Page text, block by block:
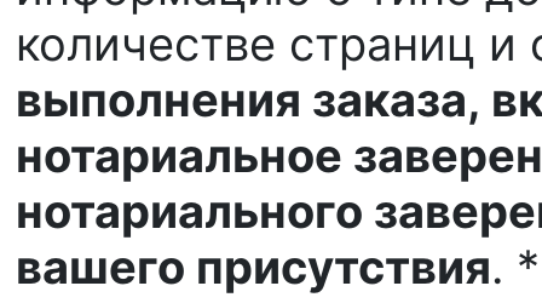
количестве страниц
выполнения заказа,
нотариальное
нотариального
вашего присутствия.